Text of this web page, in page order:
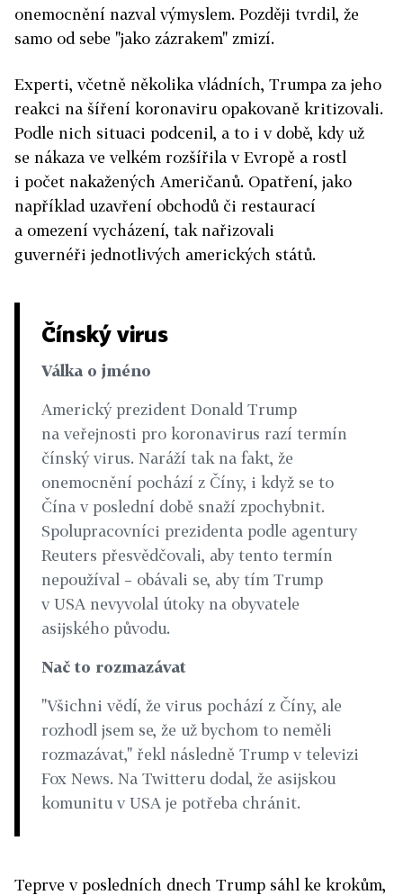
onemocnění nazval výmyslem. Později tvrdil, že
samo od sebe "jako zázrakem" zmizí.
Experti, včetně několika vládních, Trumpa za jeho
reakci na šíření koronaviru opakovaně kritizovali.
Podle nich situaci podcenil, a to i v době, kdy už
se nákaza ve velkém rozšířila v Evropě a rostl
i počet nakažených Američanů. Opatření, jako
například uzavření obchodů či restaurací
a omezení vycházení, tak nařizovali
guvernéři jednotlivých amerických států.
Čínský virus
Válka o jméno
Americký prezident Donald Trump
na veřejnosti pro koronavirus razí termín
čínský virus. Naráží tak na fakt, že
onemocnění pochází z Číny, i když se to
Čína v poslední době snaží zpochybnit.
Spolupracovníci prezidenta podle agentury
Reuters přesvědčovali, aby tento termín
nepoužíval – obávali se, aby tím Trump
v USA nevyvolal útoky na obyvatele
asijského původu.
Nač to rozmazávat
"Všichni vědí, že virus pochází z Číny, ale
rozhodl jsem se, že už bychom to neměli
rozmazávat," řekl následně Trump v televizi
Fox News. Na Twitteru dodal, že asijskou
komunitu v USA je potřeba chránit.
Teprve v posledních dnech Trump sáhl ke krokům,